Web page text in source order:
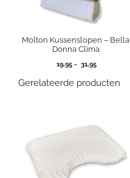
Molton Kussenslopen – Bella
Donna Clima
19,95 - 31,95Prijsklasse:
tot
Gerelateerde producten